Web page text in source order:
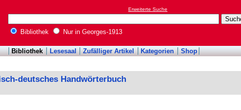
Erweiterte Suche
Bibliothek Nur in Georges-1913
Bibliothek Lesesaal Zufälliger Artikel Kategorien Shop
deutsches Handwörterbuch